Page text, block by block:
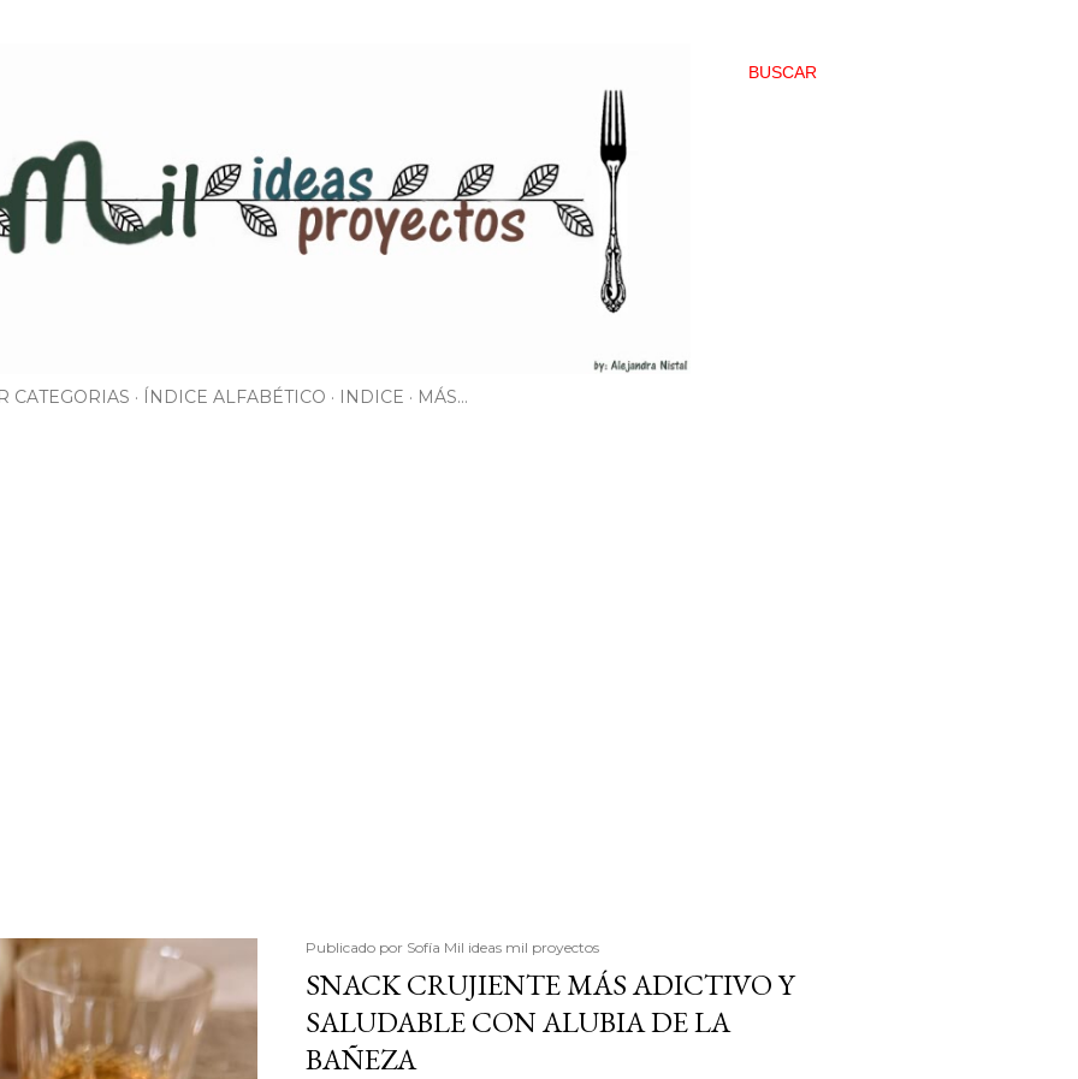
BUSCAR
CATEGORIAS ÍNDICE ALFABÉTICO INDICE MÁS…
Publicado por Sofía Mil ideas mil proyectos
SNACK CRUJIENTE MÁS ADICTIVO Y
SALUDABLE CON ALUBIA DE LA
BAÑEZA